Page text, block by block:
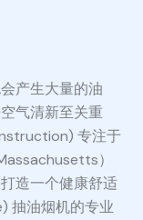
产生大量的油
气清新至关重
专注于
）
造一个健康舒适
抽油烟机的专业